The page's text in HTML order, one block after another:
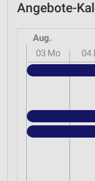
Angebote-
Aug.
03 Mo 04